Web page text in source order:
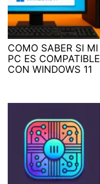
COMO SABER SI MI
PC ES COMPATIBLE
CON WINDOWS 11